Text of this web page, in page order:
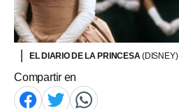
EL DIARIO DE LA PRINCESA(DISNEY)
Compartir en